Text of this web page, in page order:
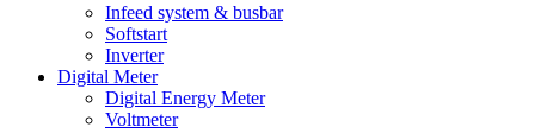
Infeed system & busbar
Softstart
Inverter
Digital Meter
Digital Energy Meter
Voltmeter